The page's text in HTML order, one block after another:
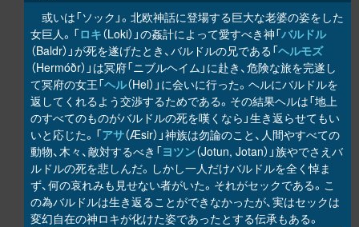
或いは「ソック」。北欧神話に登場する巨大な老婆の姿をした
女巨人。「ロキ（Loki）」の姦計によって愛すべき神「バルドル
（Baldr）」が死を遂げたとき、バルドルの兄である「ヘルモズ
（Hermóðr）」は冥府「ニブルヘイム」に赴き、危険な旅を完遂し
て冥府の女王「ヘル（Hel）」に会いに行った。ヘルにバルドルを
返してくれるよう交渉するためである。その結果ヘルは「地上
のすべてのものがバルドルの死を嘆くなら」生き返らせてもい
いと応じた。「アサ（Æsir）」神族は勿論のこと、人間やすべての
動物、木々、敵対するべき「ヨツン（Jotun, Jotan）」族やでさえバ
ルドルの死を悲しんだ。しかし一人だけバルドルを全く悼ま
ず、何の哀れみも見せない者がいた。それがセックである。こ
の為バルドルは生き返ることができなかったが、実はセックは
変幻自在の神ロキが化けた姿であったとする伝承もある。